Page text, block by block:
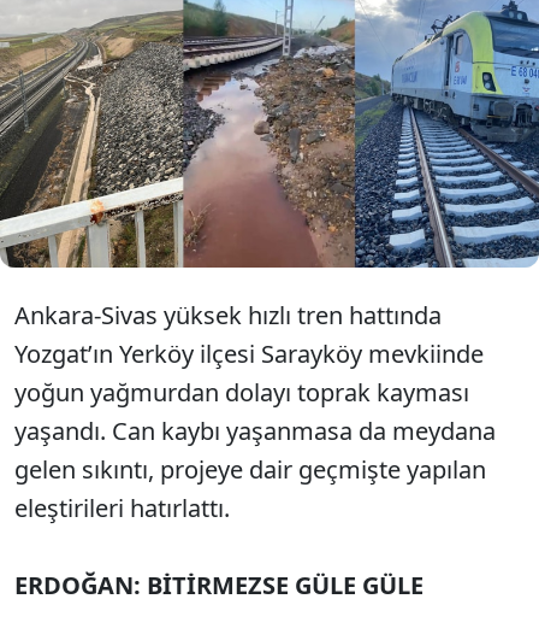
Ankara-Sivas yüksek hızlı tren hattında bir
senede ikinci toprak kayması ve aksaklık yaşandı.
Açılışı yıllardır yılan hikayesine dönen ve çokça
eleştirilen hattın ihalelerini alan şirketler yeniden
gündeme geldi. Projenin arkasında Cengiz’den
Kolin’e; kamu ihaleleriyle tanınan YDA’dan Limak’a
birçok şirket var.
Ankara-Sivas yüksek hızlı tren hattında
Yozgat’ın Yerköy ilçesi Sarayköy mevkiinde
yoğun yağmurdan dolayı toprak kayması
yaşandı. Can kaybı yaşanmasa da meydana
gelen sıkıntı, projeye dair geçmişte yapılan
eleştirileri hatırlattı.
ERDOĞAN: BİTİRMEZSE GÜLE GÜLE